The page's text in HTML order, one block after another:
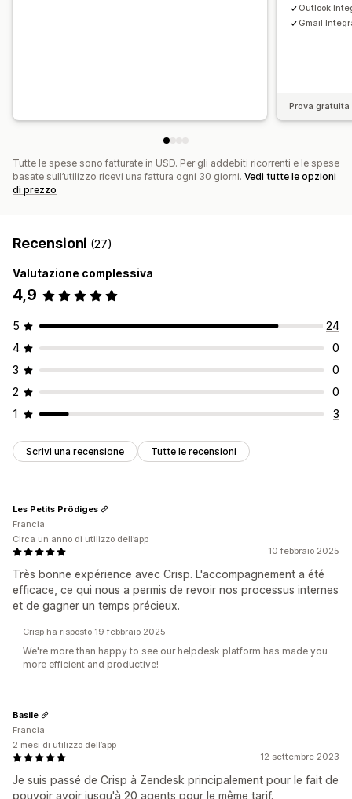
Outlook
Gmail
Prova
Tutte le spese sono fatturate in USD. Per gli addebiti ricorrenti e le spese
basate sull’utilizzo ricevi una fattura ogni 30 giorni. Vedi tutte le opzioni
di prezzo
Recensioni (27)
Valutazione complessiva
4,9
5
24
4
0
3
0
2
0
1
3
Scrivi una recensione Tutte le recensioni
10 febbraio 2025
Très bonne expérience avec Crisp. L'accompagnement a été
efficace, ce qui nous a permis de revoir nos processus internes
et de gagner un temps précieux.
Les Petits Prödiges
Francia
Circa un anno di utilizzo dell’app
Crisp ha risposto 19 febbraio 2025
We're more than happy to see our helpdesk platform has made you
more efficient and productive!
12 settembre 2023
Je suis passé de Crisp à Zendesk principalement pour le fait de
pouvoir avoir jusqu'à 20 agents pour le même tarif.
Basile
Francia
2 mesi di utilizzo dell’app